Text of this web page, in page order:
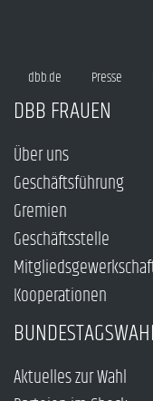
dbb.de Presse
DBB FRAUEN
Über uns
Geschäftsführung
Gremien
Geschäftsstelle
Kooperationen
Aktuelles zur Wahl